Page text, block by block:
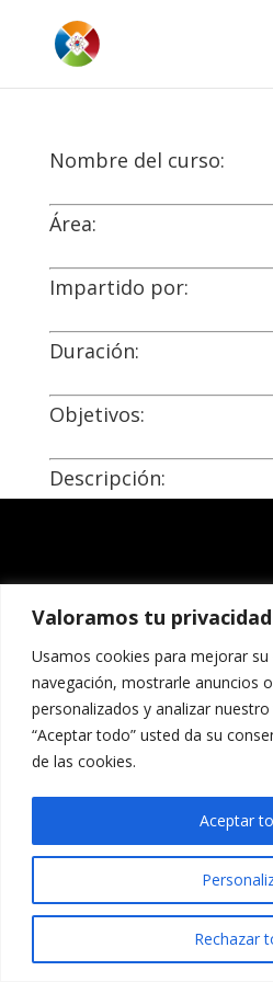
Valoramos tu privacidad
Usamos cookies para mejorar su
navegación, mostrarle anuncios
personalizados y analizar
“Aceptar todo” usted da su
de las cookies.
Rechazar
Aceptar
Nombre del curso:
Área:
Impartido por:
Duración:
Objetivos:
Descripción: